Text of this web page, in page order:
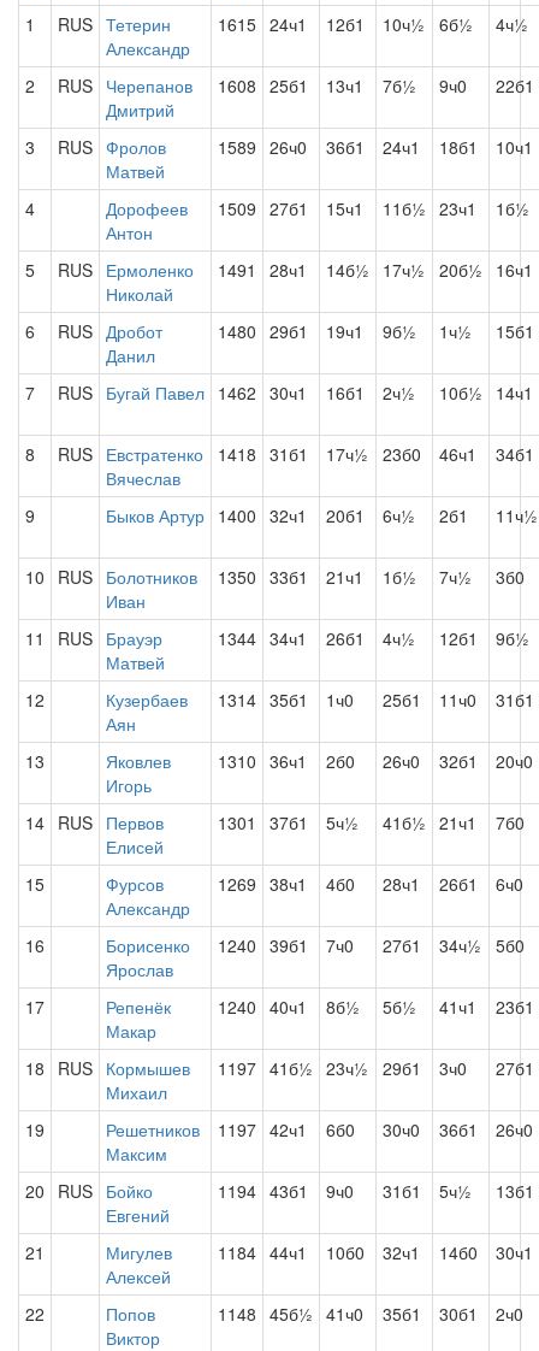
1
RUS Тетерин
Александр
1615 24ч1 12б1 10ч½ 6б½ 4ч½
2 RUS Черепанов
Дмитрий
1608 25б1 13ч1 7б½ 9ч0 22б1
3 RUS Фролов
Матвей
1589 26ч0 36б1 24ч1 18б1 10ч1
4
Дорофеев
Антон
1509 27б1 15ч1 11б½ 23ч1 1б½
5 RUS Ермоленко
Николай
1491 28ч1 14б½ 17ч½ 20б½ 16ч1
6 RUS Дробот
Данил
1480 29б1 19ч1 9б½ 1ч½ 15б1
7 RUS Бугай Павел 1462 30ч1 16б1 2ч½ 10б½ 14ч1
8 RUS Евстратенко
Вячеслав
1418 31б1 17ч½ 23б0 46ч1 34б1
9 Быков Артур 1400 32ч1 20б1 6ч½ 2б1 11ч½
10 RUS Болотников
Иван
1350 33б1 21ч1 1б½ 7ч½ 3б0
11 RUS Брауэр
Матвей
1344 34ч1 26б1 4ч½ 12б1 9б½
12
Кузербаев
Аян
1314 35б1 1ч0 25б1 11ч0 31б1
13
Яковлев
Игорь
1310 36ч1 2б0 26ч0 32б1 20ч0
14 RUS Первов
Елисей
1301 37б1 5ч½ 41б½ 21ч1 7б0
15
Фурсов
Александр
1269 38ч1 4б0 28ч1 26б1 6ч0
16
Борисенко
Ярослав
1240 39б1 7ч0 27б1 34ч½ 5б0
17
Репенёк
Макар
1240 40ч1 8б½ 5б½ 41ч1 23б1
18 RUS Кормышев
Михаил
1197 41б½ 23ч½ 29б1 3ч0 27б1
19
Решетников
Максим
1197 42ч1 6б0 30ч0 36б1 26ч0
20 RUS Бойко
Евгений
1194 43б1 9ч0 31б1 5ч½ 13б1
21
Мигулев
Алексей
1184 44ч1 10б0 32ч1 14б0 30ч1
22
Попов
Виктор
1148 45б½ 41ч0 35б1 30б1 2ч0